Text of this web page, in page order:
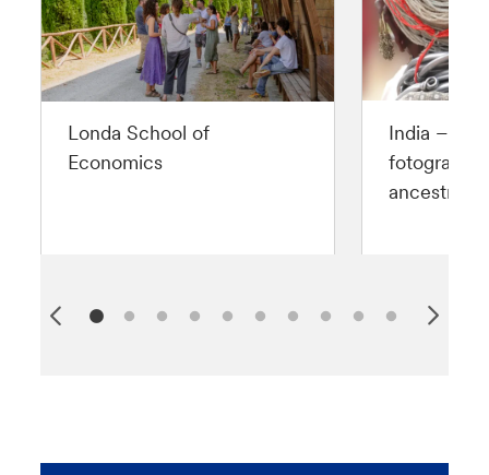
Londa School of
Economics
India –
ancestrali